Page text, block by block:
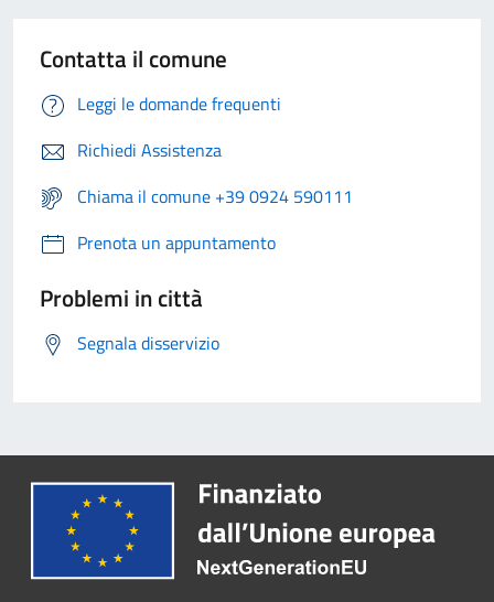
Contatta il comune
Leggi le domande frequenti
Richiedi Assistenza
Chiama il comune +39 0924 590111
Prenota un appuntamento
Problemi in città
Segnala disservizio